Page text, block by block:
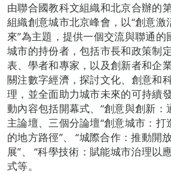
由聯合國教科文組織和北京合辦的
組織創意城市北京峰會，以“創意激
來”為主題，提供一個交流與聯通的
城市的持份者，包括市長和政策制
表、學者和專家，以及創新者和企
關注數字經濟，探討文化、創意和
理，並全面助力城市未來的可持續
動內容包括開幕式、“創意與創新：
主論壇、三個分論壇“創意城市：打
的地方路徑”、 “城際合作：推動開
展”、 “科學技術：賦能城市治理以
式等。